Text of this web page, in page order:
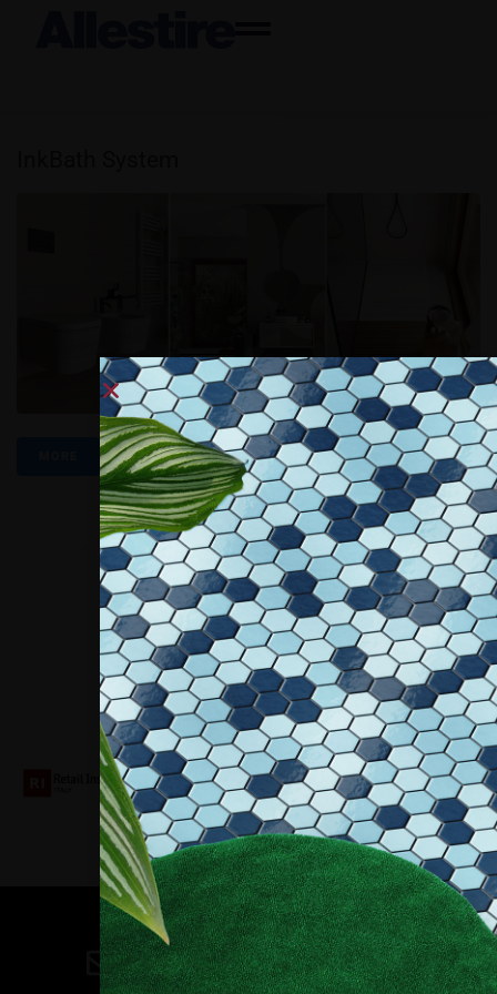
Collaboriamo con
Contatti
direzione@allestire.online